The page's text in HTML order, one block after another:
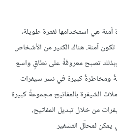
هي استخدامها لفترة طويلة،
آمنة. هناك الكثير من الأشخاص
تصبح معروفةً على نطاقٍ واسع
ومخاطرةٌ كبيرة في نشر شيفرات
الشيفرة بالمفاتيح مجموعةً كبيرة
من خلال تبديل المفاتيح،
يمكن لمحلّل التشفير